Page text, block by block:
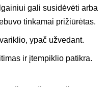
gali susidėvėti arba
tinkamai prižiūrėtas.
ypač užvedant.
ir įtempiklio patikra.